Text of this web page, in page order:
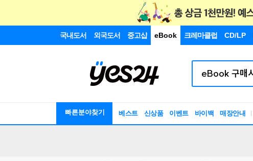
국내도서 외국도서 중고샵 eBook 크레마클럽 CD/LP
빠른분야찾기 베스트 신상품 이벤트 바이백 매장안내